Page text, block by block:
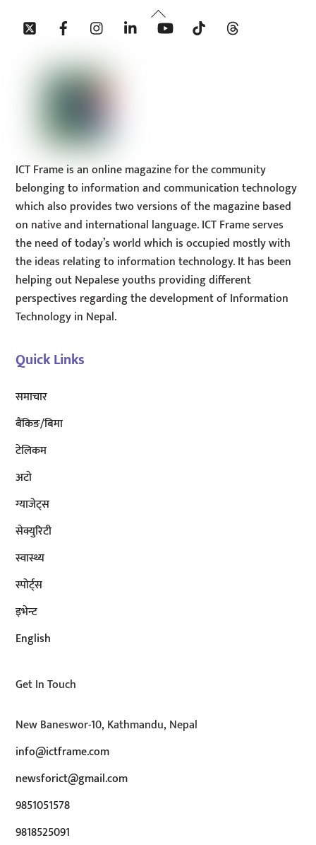
Back
To
Twitter Facebook InstagramLinkedin YouTube Tiktok
ICT Frame is an online magazine for the community
belonging to information and communication technology
which also provides two versions of the magazine based
on native and international language. ICT Frame serves
the need of today’s world which is occupied mostly with
the ideas relating to information technology. It has been
helping out Nepalese youths providing different
perspectives regarding the development of Information
Technology in Nepal.
Quick Links
समाचार
बैंकिङ/बिमा
टेलिकम
अटाे
ग्याजेट्स
सेक्युरिटी
स्वास्थ्य
स्पोर्ट्स
इभेन्ट
English
Get In Touch
New Baneswor-10, Kathmandu, Nepal
info@ictframe.com
newsforict@gmail.com
9851051578
9818525091